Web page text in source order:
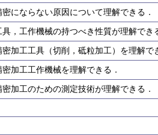
密にならない原因について理解できる．
具，工作機械の持つべき性質が理解でき
密加工工具（切削，砥粒加工）を理解で
密加工工作機械を理解できる．
密加工のための測定技術が理解できる．